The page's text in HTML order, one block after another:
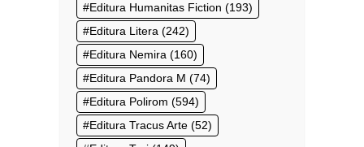
Editura Humanitas Fiction (193)
Editura Litera (242)
Editura Nemira (160)
Editura Pandora M (74)
Editura Polirom (594)
Editura Tracus Arte (52)